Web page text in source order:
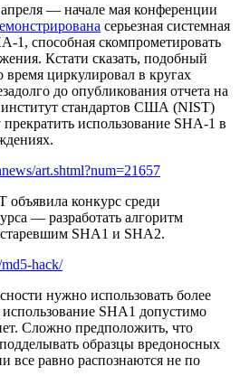
— начале мая конференции
серьезная системная
1, способная скомпрометировать
Кстати сказать, подобный
циркулировал в кругах
до опубликования отчета на
стандартов США (NIST)
использование SHA-1 в
art.shtml?num=21657
объявила конкурс среди
— разработать алгоритм
SHA1 и SHA2.
hack/
нужно использовать более
SHA1 допустимо
Сложно предположить, что
образцы вредоносных
все равно распознаются не по